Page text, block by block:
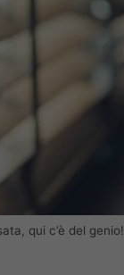
qui c’è del genio!